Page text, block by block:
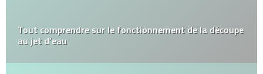
Tout comprendre sur le fonctionnement de la découpe
au jet d’eau